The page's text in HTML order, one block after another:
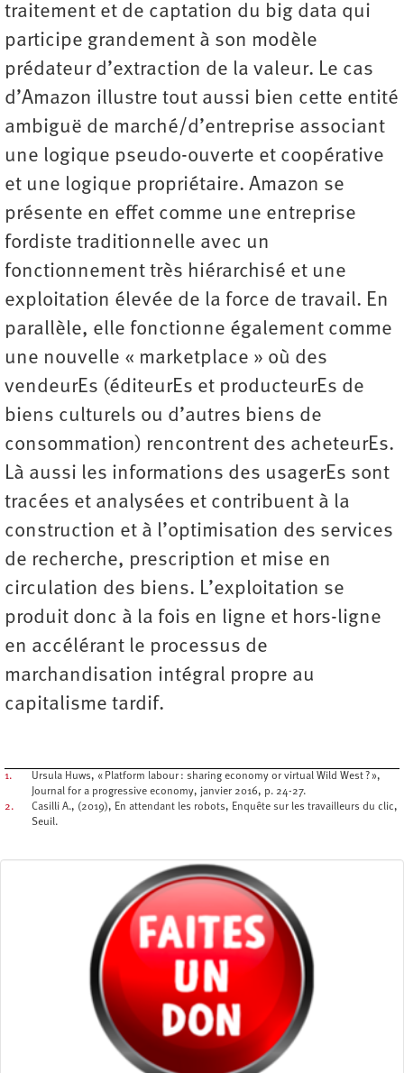
traitement et de captation du big data qui
participe grandement à son modèle
prédateur d’extraction de la valeur. Le cas
d’Amazon illustre tout aussi bien cette entité
ambiguë de marché/d’entreprise associant
une logique pseudo-ouverte et coopérative
et une logique propriétaire. Amazon se
présente en effet comme une entreprise
fordiste traditionnelle avec un
fonctionnement très hiérarchisé et une
exploitation élevée de la force de travail. En
parallèle, elle fonctionne également comme
une nouvelle « marketplace » où des
vendeurEs (éditeurEs et producteurEs de
biens culturels ou d’autres biens de
consommation) rencontrent des acheteurEs.
Là aussi les informations des usagerEs sont
tracées et analysées et contribuent à la
construction et à l’optimisation des services
de recherche, prescription et mise en
circulation des biens. L’exploitation se
produit donc à la fois en ligne et hors-ligne
en accélérant le processus de
marchandisation intégral propre au
capitalisme tardif.
1.
Ursula Huws, « Platform labour : sharing economy or virtual Wild West ? »,
Journal for a progressive economy, janvier 2016, p. 24-27.
2.
Casilli A., (2019), En attendant les robots, Enquête sur les travailleurs du clic,
Seuil.